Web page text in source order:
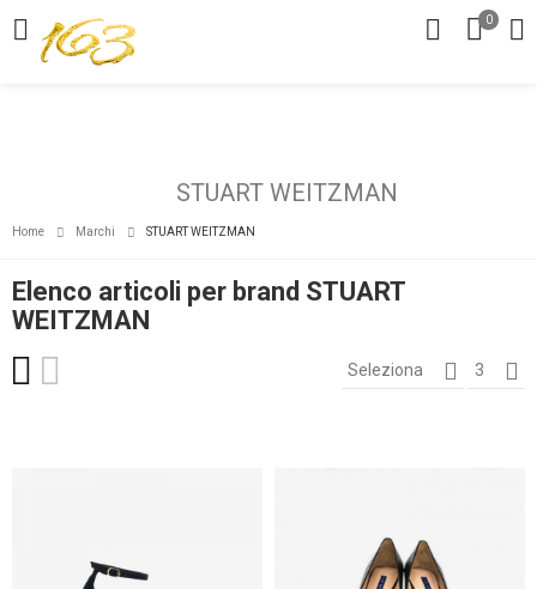
0
STUART WEITZMAN
Home Marchi STUART WEITZMAN
Elenco articoli per brand STUART
WEITZMAN
Seleziona 3